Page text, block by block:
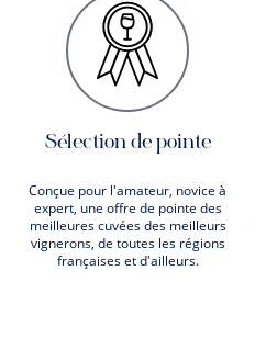
Sélection de pointe
Conçue pour l'amateur, novice à
expert, une offre de pointe des
meilleures cuvées des meilleurs
vignerons, de toutes les régions
françaises et d'ailleurs.